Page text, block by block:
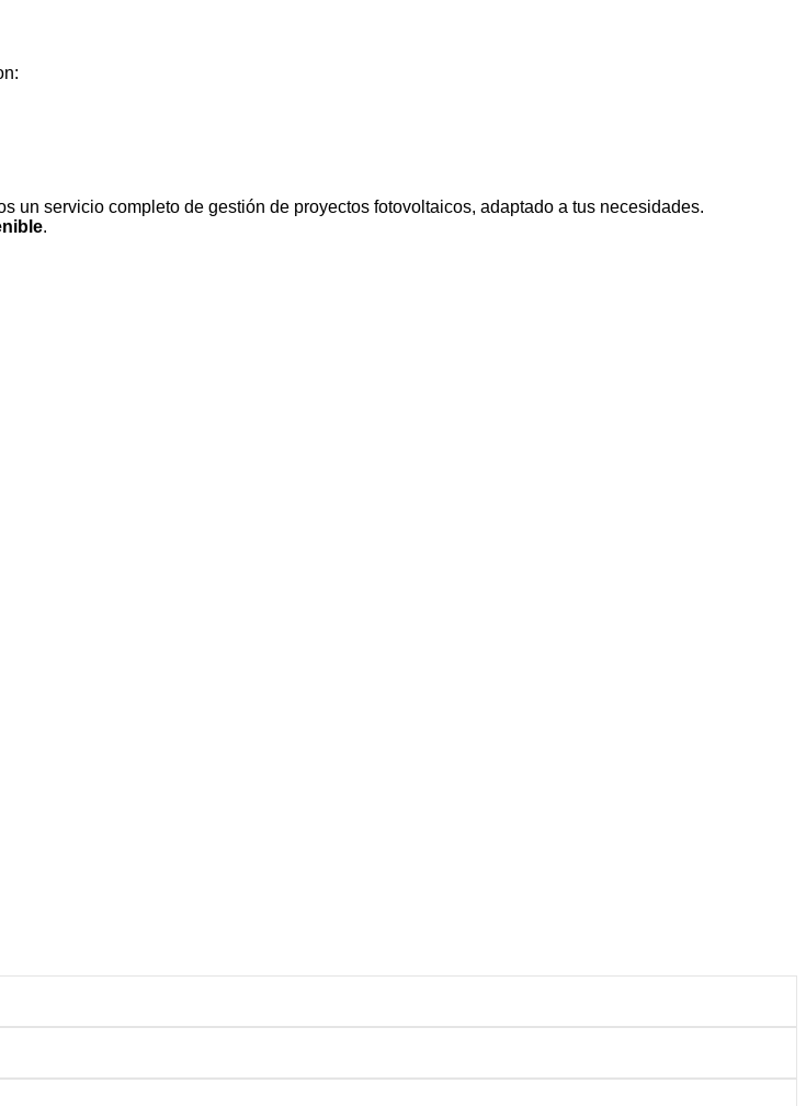
un servicio completo de gestión de proyectos fotovoltaicos, adaptado a tus necesidades.
.